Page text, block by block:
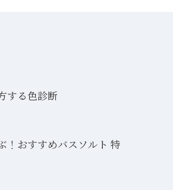
する色診断
！おすすめバスソルト 特